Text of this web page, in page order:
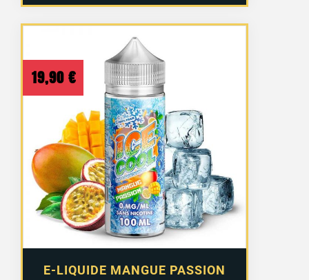
E-LIQUIDE MANGUE PASSION
19,90 €